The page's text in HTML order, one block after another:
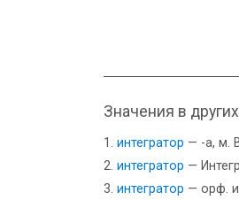
Значения в
интегратор — -а, м.
интегратор —
интегратор — орф.